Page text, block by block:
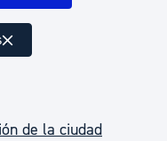
de la ciudad